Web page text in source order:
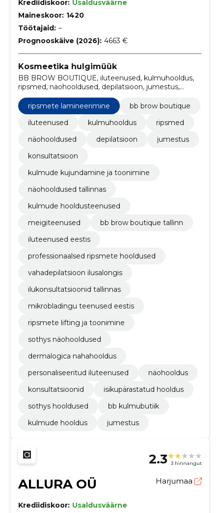
Krediidiskoor: Usaldusväärne
Maineskoor: 1420
Töötajaid: –
Prognooskäive (2026): 4663 €
Kosmeetika hulgimüük
BB BROW BOUTIQUE, iluteenused, kulmuhooldus,
ripsmed, näohooldused, depilatsioon, jumestus,
konsultatsioon, kulmude kujundamine ja toonimine,
näohooldused Tallinnas
ripsmete lamineerimine
bb brow boutique
iluteenused
kulmuhooldus
ripsmed
näohooldused
depilatsioon
jumestus
konsultatsioon
kulmude kujundamine ja toonimine
näohooldused tallinnas
kulmude hooldusteenused
meigiteenused
bb brow boutique tallinn
iluteenused eestis
professionaalsed ripsmete hooldused
vahadepilatsioon ilusalongis
ilukonsultatsioonid tallinnas
mikrobladingu teenused eestis
ripsmete lifting ja toonimine
sothys näohooldused
dermalogica nahahooldus
personaliseeritud iluteenused
näohooldus
konsultatsioonid
isikupärastatud hooldus
sothys hooldused
bb kulmubutiik
kulmude hooldus
jumestus
2.3 3 hinnangut
ALLURA OÜ Harjumaa
Krediidiskoor: Usaldusväärne